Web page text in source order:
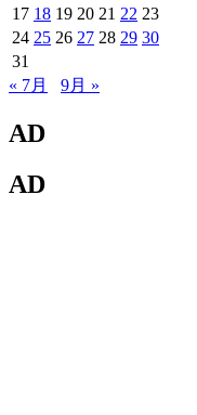
17 18 19 20 21 22 23
24 25 26 27 28 29 30
31
« 7月
9月 »
AD
AD